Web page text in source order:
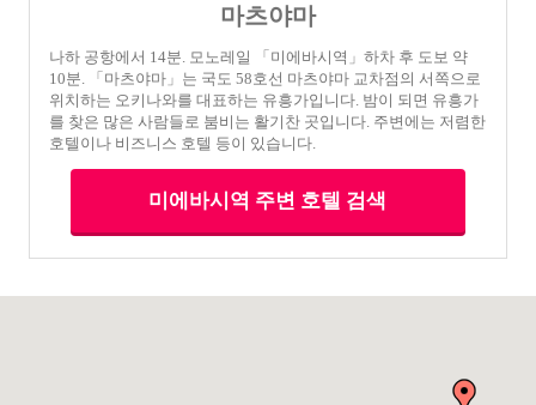
마츠야마
나하 공항에서 14분. 모노레일 「미에바시역」하차 후 도보 약
10분. 「마츠야마」는 국도 58호선 마츠야마 교차점의 서쪽으로
위치하는 오키나와를 대표하는 유흥가입니다. 밤이 되면 유흥가
를 찾은 많은 사람들로 붐비는 활기찬 곳입니다. 주변에는 저렴한
호텔이나 비즈니스 호텔 등이 있습니다.
미에바시역 주변 호텔 검색